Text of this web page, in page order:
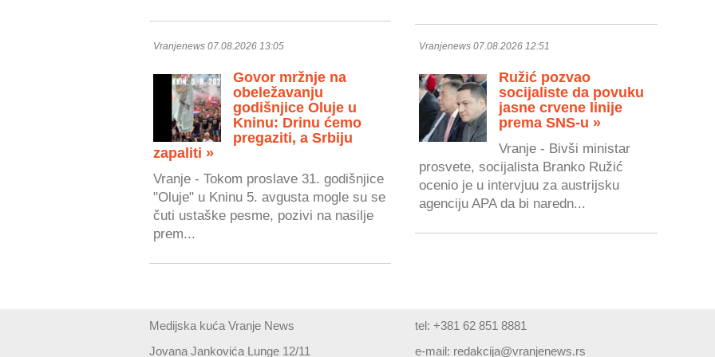
Vranjenews 07.08.2026 13:05
Govor mržnje na
obeležavanju
godišnjice Oluje u
Kninu: Drinu ćemo
pregaziti, a Srbiju
zapaliti »
Vranje - Tokom proslave 31. godišnjice
"Oluje" u Kninu 5. avgusta mogle su se
čuti ustaške pesme, pozivi na nasilje
prem...
Vranjenews 07.08.2026 12:51
Ružić pozvao
socijaliste da povuku
jasne crvene linije
prema SNS-u »
Vranje - Bivši ministar
prosvete, socijalista Branko Ružić
ocenio je u intervjuu za austrijsku
agenciju APA da bi naredn...
Medijska kuća Vranje News
Jovana Jankovića Lunge 12/11
tel: +381 62 851 8881
e-mail: redakcija@vranjenews.rs